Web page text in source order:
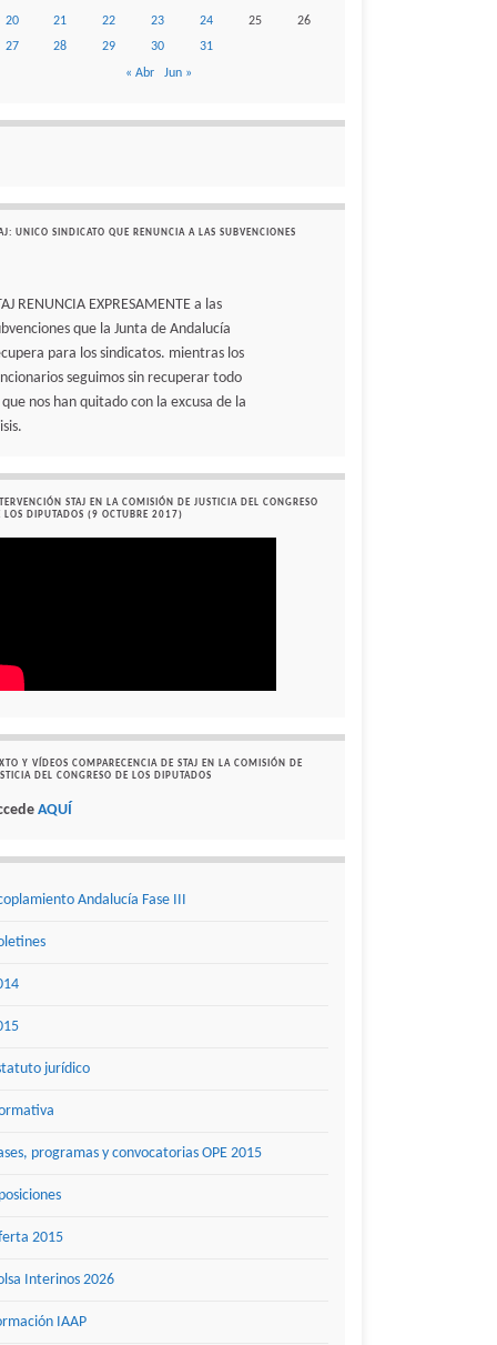
20
21 22 23 24 25
26
27
28 29 30
31
« Abr
Jun »
UNICO SINDICATO QUE RENUNCIA A LAS SUBVENCIONES
RENUNCIA EXPRESAMENTE a las
que la Junta de Andalucía
para los sindicatos. mientras los
seguimos sin recuperar todo
que nos han quitado con la excusa de la
STAJ EN LA COMISIÓN DE JUSTICIA DEL CONGRESO
LOS DIPUTADOS (9 OCTUBRE 2017)
Y VÍDEOS COMPARECENCIA DE STAJ EN LA COMISIÓN DE
DEL CONGRESO DE LOS DIPUTADOS
AQUÍ
Andalucía Fase III
jurídico
programas y convocatorias OPE 2015
2015
Interinos 2026
IAAP